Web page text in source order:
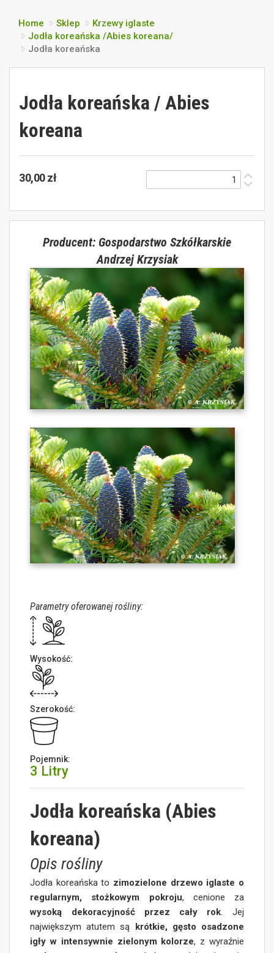
Home Sklep
Krzewy iglaste
Jodła koreańska /Abies koreana/
Jodła koreańska
Jodła koreańska / Abies
koreana
30,00 zł
Producent: Gospodarstwo Szkółkarskie
Andrzej Krzysiak
Parametry oferowanej rośliny:
Wysokość:
Szerokość:
Pojemnik:
3 Litry
Jodła koreańska (Abies
koreana)
Opis rośliny
Jodła koreańska to zimozielone drzewo iglaste o
regularnym, stożkowym pokroju, cenione za
wysoką dekoracyjność przez cały rok. Jej
największym atutem są krótkie, gęsto osadzone
igły w intensywnie zielonym kolorze, z wyraźnie